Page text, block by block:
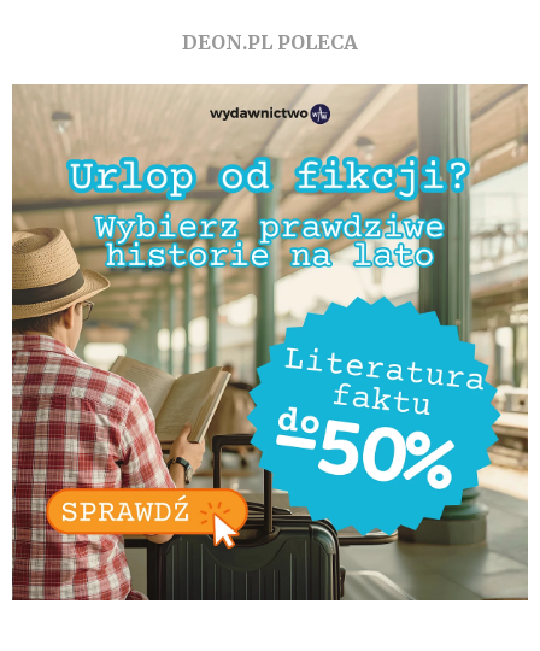
DEON.PL POLECA